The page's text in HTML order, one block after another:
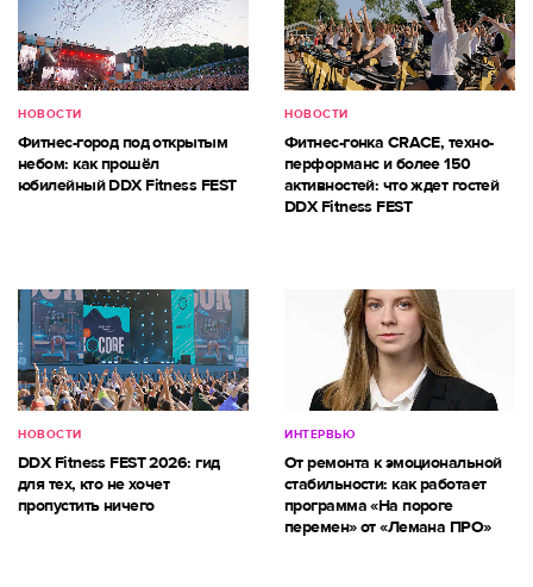
НОВОСТИ
Фитнес-город под открытым
небом: как прошёл
юбилейный DDX Fitness FEST
НОВОСТИ
Фитнес-гонка CRACE, техно-
перформанс и более 150
активностей: что ждет гостей
DDX Fitness FEST
НОВОСТИ
DDX Fitness FEST 2026: гид
для тех, кто не хочет
пропустить ничего
ИНТЕРВЬЮ
От ремонта к эмоциональной
стабильности: как работает
программа «На пороге
перемен» от «Лемана ПРО»